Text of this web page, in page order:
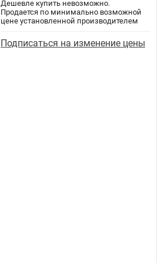
Дешевле купить невозможно.
Продается по минимально возможной
цене установленной производителем
Подписаться на изменение цены